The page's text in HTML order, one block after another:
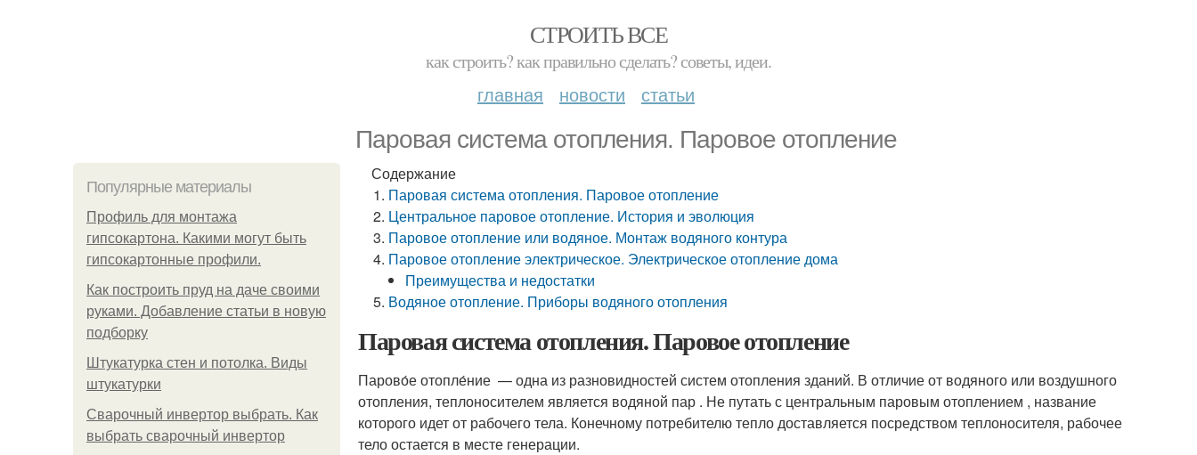
СТРОИТЬ ВСЕ
как строить? как правильно сделать? советы, идеи.
главная новости статьи
Паровая система отопления. Паровое отопление
Популярные материалы
Профиль для монтажа
гипсокартона. Какими могут быть
гипсокартонные профили.
Как построить пруд на даче своими
руками. Добавление статьи в новую
подборку
Штукатурка стен и потолка. Виды
штукатурки
Сварочный инвертор выбрать. Как
выбрать сварочный инвертор
Содержание
Паровая система отопления. Паровое отопление
Центральное паровое отопление. История и эволюция
Паровое отопление или водяное. Монтаж водяного контура
Паровое отопление электрическое. Электрическое отопление дома
Преимущества и недостатки
Водяное отопление. Приборы водяного отопления
Паровая система отопления. Паровое отопление
Парово́е отопле́ние — одна из разновидностей систем отопления зданий. В отличие от водяного или воздушного
отопления, теплоносителем является водяной пар . Не путать с центральным паровым отоплением , название
которого идет от рабочего тела. Конечному потребителю тепло доставляется посредством теплоносителя, рабочее
тело остается в месте генерации.